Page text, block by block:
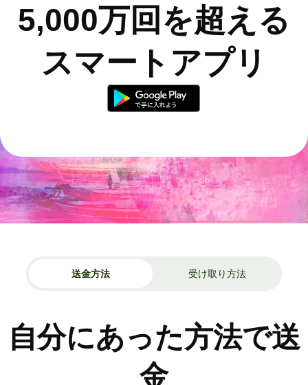
5,000万回を超える
スマートアプリ
送金方法 受け取り方法
自分にあった方法で送
金